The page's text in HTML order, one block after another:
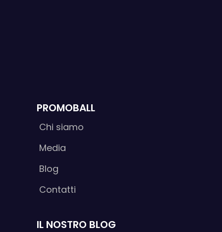
PROMOBALL
Chi siamo
Media
Blog
Contatti
IL NOSTRO BLOG